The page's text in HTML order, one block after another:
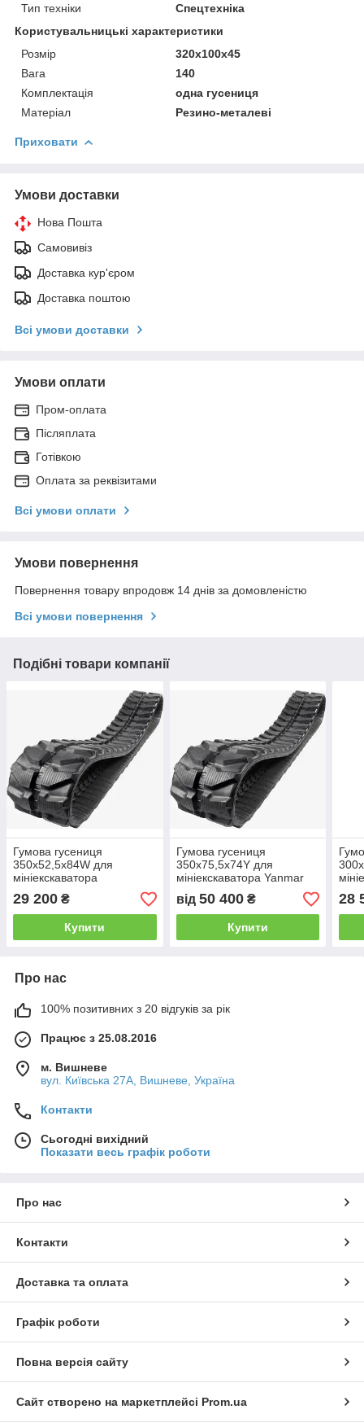
Тип техніки
Спецтехніка
Користувальницькі характеристики
Розмір
320x100x45
Вага
140
Комплектація
одна гусениця
Матеріал
Резино-металеві
Приховати
Умови доставки
Нова Пошта
Самовивіз
Доставка кур'єром
Доставка поштою
Всі умови доставки
Умови оплати
Пром-оплата
Післяплата
Готівкою
Оплата за реквізитами
Всі умови оплати
Умови повернення
Повернення товару впродовж 14 днів за домовленістю
Всі умови повернення
Подібні товари компанії
Гумова гусениця
350х52,5х84W для
мініекскаватора
29 200 ₴
Купити
Гумова гусениця
350х75,5х74Y для
мініекскаватора Yanmar
від 50 400₴
Купити
28
Про нас
100% позитивних з 20 відгуків за рік
Працює з 25.08.2016
м. Вишневе
вул. Київська 27А, Вишневе, Україна
Контакти
Сьогодні вихідний
Показати весь графік роботи
Про нас
Контакти
Доставка та оплата
Графік роботи
Повна версія сайту
Сайт створено на маркетплейсі Prom.ua